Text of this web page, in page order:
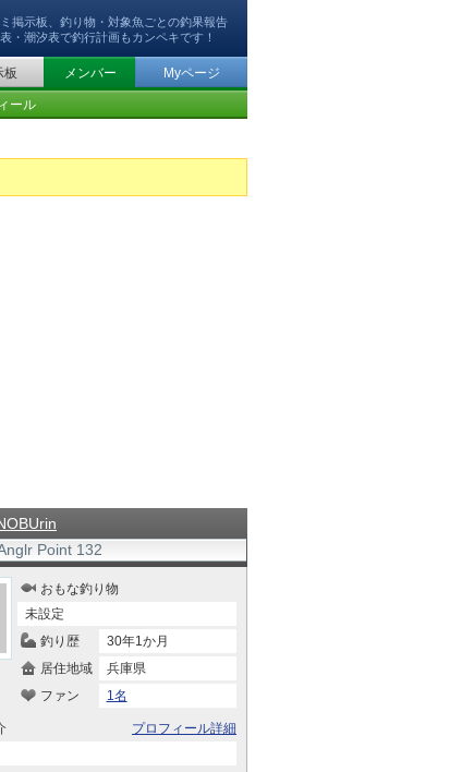
掲示板、釣り物・対象魚ごとの釣果報告
・潮汐表で釣行計画もカンペキです！
板 メンバー Myページ
ール
Point 132
おもな釣り物
未設定
釣り歴
30年1か月
居住地域
兵庫県
ファン
1名
プロフィール詳細